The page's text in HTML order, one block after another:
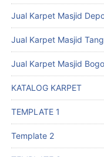
Jual Karpet Masjid
Jual Karpet Masjid
Jual Karpet Masjid
KATALOG KARPET
TEMPLATE 1
Template 2